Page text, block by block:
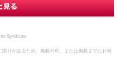
Syndicate
りがあるため、掲載不可、または掲載までにお時